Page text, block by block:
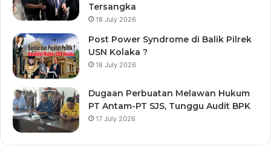
Tersangka
18 July 2026
Post Power Syndrome di Balik Pilrek
USN Kolaka ?
18 July 2026
Dugaan Perbuatan Melawan Hukum
PT Antam-PT SJS, Tunggu Audit BPK
17 July 2026